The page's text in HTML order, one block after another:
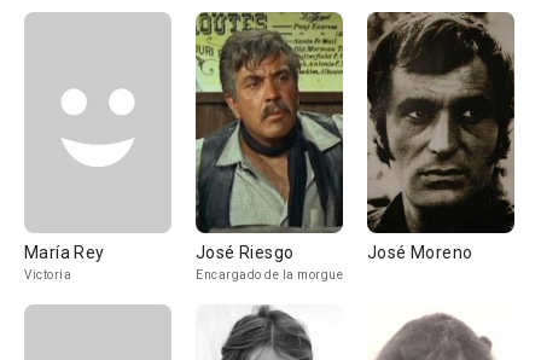
María Rey
Victoria
José Riesgo
Encargado de la morgue
José Moreno